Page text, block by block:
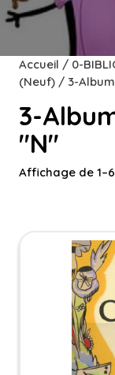
Accueil / 0-
(Neuf) / 3-
3-
"N"
Affichage de